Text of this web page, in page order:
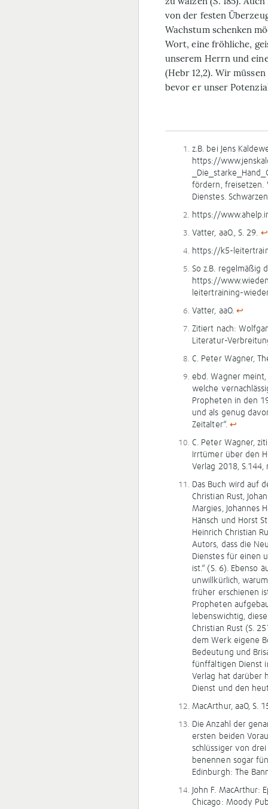
von der festen
Wachstum schenken
Wort, eine fröhliche,
unserem Herrn und
(Hebr 12,2). Wir
bevor er unser
z.B. bei Jens
https://
fördern, freisetzen.
Dienstes.
https://
Vatter, aaO., S. 29. ↩
https://k5-
So z.B. regelmäßig
https://
leitertraining-
Vatter, aaO. ↩
Zitiert nach:
Literatur-
C. Peter Wagner,
ebd. Wagner
welche
Propheten in den
und als genug
Zeitalter“. ↩
C. Peter Wagner,
Irrtümer über den
Verlag 2018,
Das Buch wird auf
Christian Rust,
Margies, Johannes
Hänsch und Horst
Heinrich Christian
Autors, dass die
Dienstes für einen
ist.“ (S. 6). Ebenso
unwillkürlich,
früher erschienen
Propheten
lebenswichtig,
Christian Rust (S.
dem Werk eigene
Bedeutung und
fünffältigen Dienst
Verlag hat darüber
Dienst und den
MacArthur, aaO, S.
Die Anzahl der
ersten beiden
schlüssiger von
benennen sogar
Edinburgh: The
John F. MacArthur:
Chicago: Moody